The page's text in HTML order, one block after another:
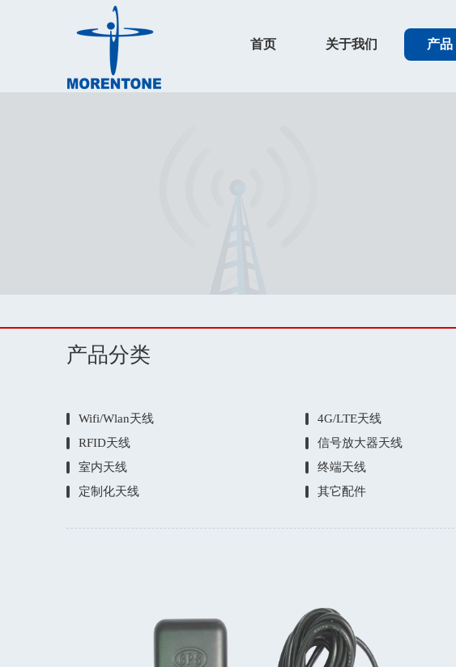
首页 关于我们 产品
产品分类
Wifi/Wlan天线 4G/LTE天线
RFID天线
信号放大器天线
室内天线
终端天线
定制化天线
其它配件